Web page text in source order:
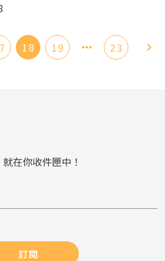
18 19 23
在你收件匣中！
訂閱